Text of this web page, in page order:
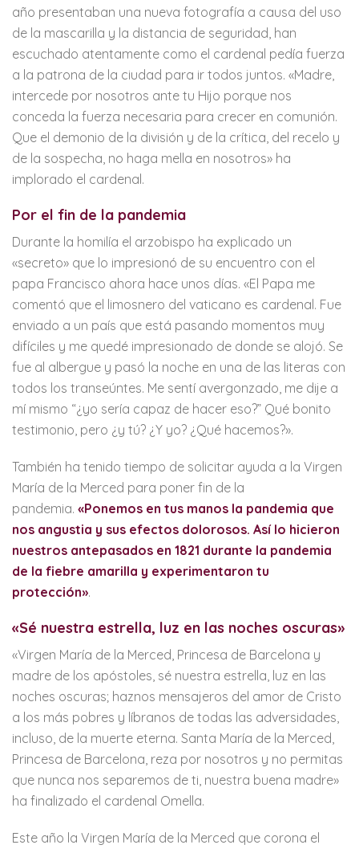
año presentaban una nueva fotografía a causa del uso
de la mascarilla y la distancia de seguridad, han
escuchado atentamente como el cardenal pedía fuerza
a la patrona de la ciudad para ir todos juntos. «Madre,
intercede por nosotros ante tu Hijo porque nos
conceda la fuerza necesaria para crecer en comunión.
Que el demonio de la división y de la crítica, del recelo y
de la sospecha, no haga mella en nosotros» ha
implorado el cardenal.
Por el fin de la pandemia
Durante la homilía el arzobispo ha explicado un
«secreto» que lo impresionó de su encuentro con el
papa Francisco ahora hace unos días. «El Papa me
comentó que el limosnero del vaticano es cardenal. Fue
enviado a un país que está pasando momentos muy
difíciles y me quedé impresionado de donde se alojó. Se
fue al albergue y pasó la noche en una de las literas con
todos los transeúntes. Me sentí avergonzado, me dije a
mí mismo “¿yo sería capaz de hacer eso?” Qué bonito
testimonio, pero ¿y tú? ¿Y yo? ¿Qué hacemos?».
También ha tenido tiempo de solicitar ayuda a la Virgen
María de la Merced para poner fin de la
pandemia. «Ponemos en tus manos la pandemia que
nos angustia y sus efectos dolorosos. Así lo hicieron
nuestros antepasados en 1821 durante la pandemia
de la fiebre amarilla y experimentaron tu
protección».
«Sé nuestra estrella, luz en las noches oscuras»
«Virgen María de la Merced, Princesa de Barcelona y
madre de los apóstoles, sé nuestra estrella, luz en las
noches oscuras; haznos mensajeros del amor de Cristo
a los más pobres y líbranos de todas las adversidades,
incluso, de la muerte eterna. Santa María de la Merced,
Princesa de Barcelona, reza por nosotros y no permitas
que nunca nos separemos de ti, nuestra buena madre»
ha finalizado el cardenal Omella.
Este año la Virgen María de la Merced que corona el